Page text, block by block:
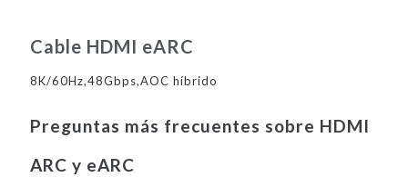
Cable HDMI eARC
8K/60Hz,48Gbps,AOC híbrido
Preguntas más frecuentes sobre HDMI
ARC y eARC